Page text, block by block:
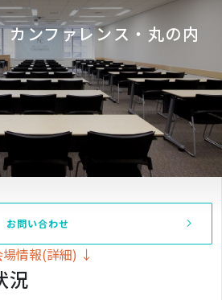
カンファレンス・丸の内
お問い合わせ
場情報(詳細) ↓
況